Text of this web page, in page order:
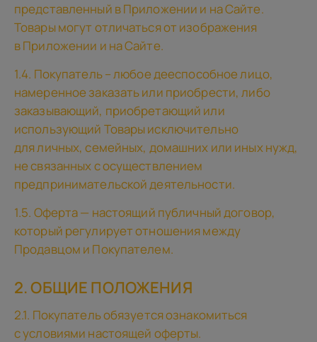
представленный в Приложении и на Сайте.
Товары могут отличаться от изображения
в Приложении и на Сайте.
1.4. Покупатель – любое дееспособное лицо,
намеренное заказать или приобрести, либо
заказывающий, приобретающий или
использующий Товары исключительно
для личных, семейных, домашних или иных нужд,
не связанных с осуществлением
предпринимательской деятельности.
1.5. Оферта — настоящий публичный договор,
который регулирует отношения между
Продавцом и Покупателем.
2. ОБЩИЕ ПОЛОЖЕНИЯ
2.1. Покупатель обязуется ознакомиться
с условиями настоящей оферты.